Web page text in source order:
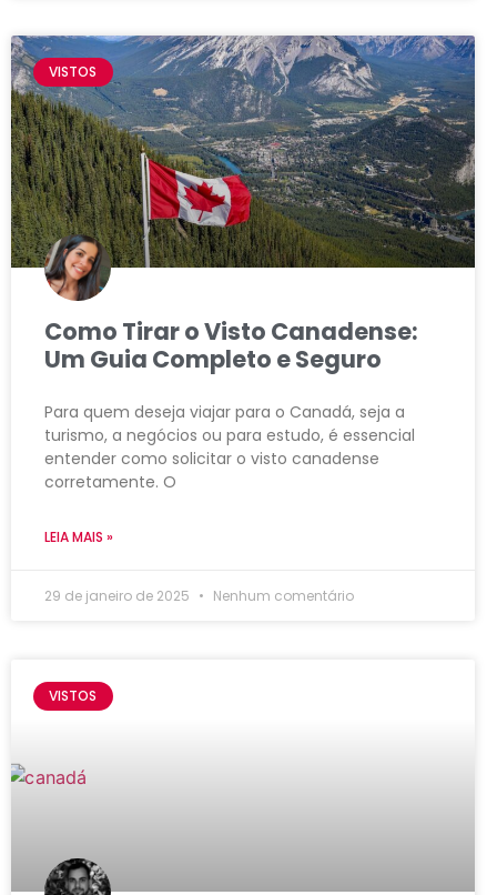
VISTOS
Como Tirar o Visto Canadense:
Um Guia Completo e Seguro
Para quem deseja viajar para o Canadá, seja a
turismo, a negócios ou para estudo, é essencial
entender como solicitar o visto canadense
corretamente. O
LEIA MAIS »
29 de janeiro de 2025 Nenhum comentário
VISTOS